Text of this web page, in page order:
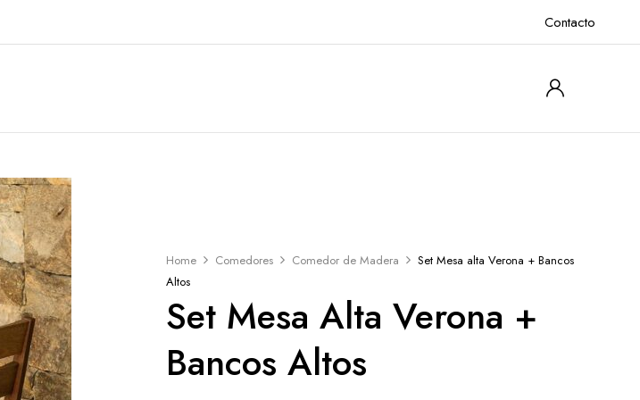
Contacto
Home Comedores Comedor de Madera
Set Mesa alta Verona + Bancos
Altos
Set Mesa Alta Verona +
Bancos Altos